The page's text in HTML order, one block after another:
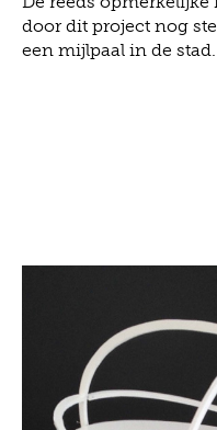
door dit project nog
een mijlpaal in de stad.